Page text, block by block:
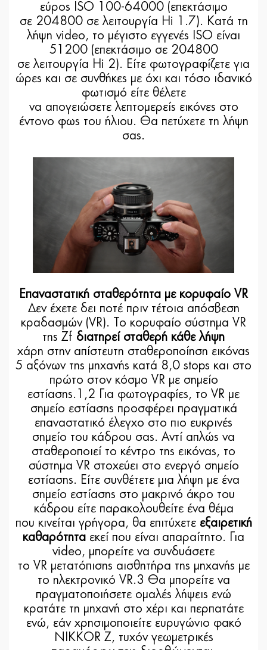
εύρος ISO 100-64000 (επεκτάσιμο
σε 204800 σε λειτουργία Hi 1.7). Κατά τη
λήψη video, το μέγιστο εγγενές ISO είναι
51200 (επεκτάσιμο σε 204800
σε λειτουργία Hi 2). Είτε φωτογραφίζετε για
ώρες και σε συνθήκες με όχι και τόσο ιδανικό
φωτισμό είτε θέλετε
να απογειώσετε λεπτομερείς εικόνες στο
έντονο φως του ήλιου. Θα πετύχετε τη λήψη
σας.
Επαναστατική σταθερότητα με κορυφαίο VR
Δεν έχετε δει ποτέ πριν τέτοια απόσβεση
κραδασμών (VR). Το κορυφαίο σύστημα VR
της Zf διατηρεί σταθερή κάθε λήψη
χάρη στην απίστευτη σταθεροποίηση εικόνας
5 αξόνων της μηχανής κατά 8,0 stops και στο
πρώτο στον κόσμο VR με σημείο
εστίασης.1,2 Για φωτογραφίες, το VR με
σημείο εστίασης προσφέρει πραγματικά
επαναστατικό έλεγχο στο πιο ευκρινές
σημείο του κάδρου σας. Αντί απλώς να
σταθεροποιεί το κέντρο της εικόνας, το
σύστημα VR στοχεύει στο ενεργό σημείο
εστίασης. Είτε συνθέτετε μια λήψη με ένα
σημείο εστίασης στο μακρινό άκρο του
κάδρου είτε παρακολουθείτε ένα θέμα
που κινείται γρήγορα, θα επιτύχετε εξαιρετική
καθαρότητα εκεί που είναι απαραίτητο. Για
video, μπορείτε να συνδυάσετε
το VR μετατόπισης αισθητήρα της μηχανής με
το ηλεκτρονικό VR.3 Θα μπορείτε να
πραγματοποιήσετε ομαλές λήψεις ενώ
κρατάτε τη μηχανή στο χέρι και περπατάτε
ενώ, εάν χρησιμοποιείτε ευρυγώνιο φακό
NIKKOR Z, τυχόν γεωμετρικές